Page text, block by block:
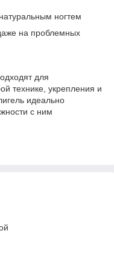
ногтем
на проблемных
для
технике, укрепления и
идеально
с ним